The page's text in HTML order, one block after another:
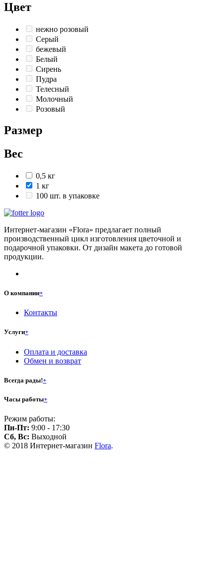
Цвет
нежно розовый
Серый
бежевый
Белый
Сирень
Пудра
Телесный
Молочный
Розовый
Размер
Вес
0,5 кг
1 кг
100 шт. в упаковке
Интернет-магазин «Flora» предлагает полный
производственный цикл изготовления цветочной и
подарочной упаковки. От дизайн макета до готовой
продукции.
О компании+
Контакты
Услуги+
Оплата и доставка
Обмен и возврат
Всегда рады!+
Часы работы+
Режим работы:
Пн-Пт: 9:00 - 17:30
Сб, Вс: Выходной
© 2018 Интернет-магазин Flora.